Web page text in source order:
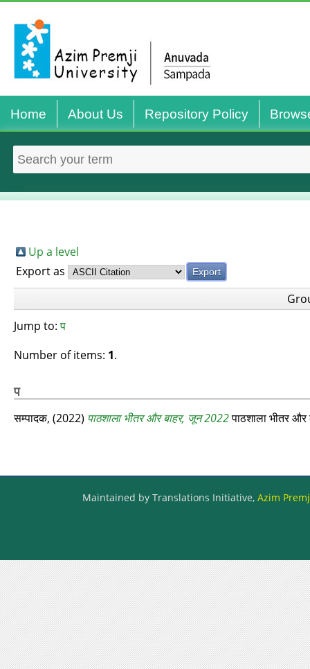
Home About Us Repository Policy
Up a level
Export as
Jump to:प
Number of items: 1.
प
सम्‍पादक, (2022) पाठशाला भीतर और बाहर, जून 2022पाठशाला भीतर
Maintained by Translations Initiative, Azim